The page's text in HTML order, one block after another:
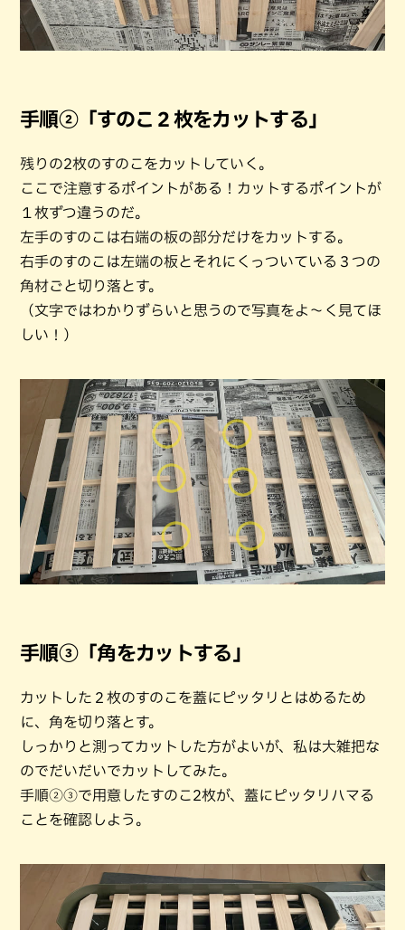
手順②「すのこ２枚をカットする」
残りの2枚のすのこをカットしていく。
ここで注意するポイントがある！カットするポイントが
１枚ずつ違うのだ。
左手のすのこは右端の板の部分だけをカットする。
右手のすのこは左端の板とそれにくっついている３つの
角材ごと切り落とす。
（文字ではわかりずらいと思うので写真をよ～く見てほ
しい！）
手順③「角をカットする」
カットした２枚のすのこを蓋にピッタリとはめるため
に、角を切り落とす。
しっかりと測ってカットした方がよいが、私は大雑把な
のでだいだいでカットしてみた。
手順②③で用意したすのこ2枚が、蓋にピッタリハマる
ことを確認しよう。